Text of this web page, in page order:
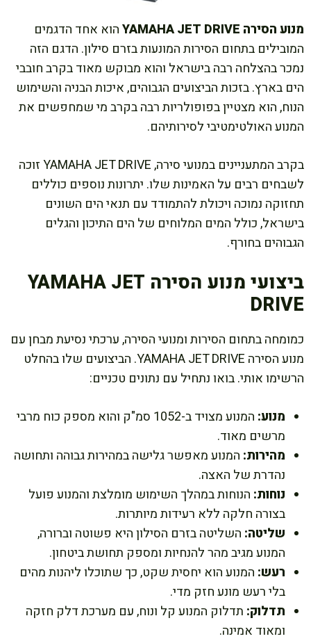
מנוע הסירה YAMAHA JET DRIVE
הוא אחד הדגמים
המובילים בתחום הסירות המונעות בזרם סילון. הדגם הזה
נמכר בהצלחה רבה בישראל והוא מבוקש מאוד בקרב חובבי
הים בארץ. בזכות הביצועים הגבוהים, איכות הבניה והשימוש
הנוח, הוא מצטיין בפופולריות רבה בקרב מי שמחפשים את
המנוע האולטימטיבי לסירותיהם.
בקרב המתעניינים במנועי סירה, YAMAHA JET DRIVE זוכה
לשבחים רבים על האמינות שלו. יתרונות נוספים כוללים
תחזוקה נמוכה ויכולת להתמודד עם תנאי הים השונים
בישראל, כולל המים המלוחים של הים התיכון והגלים
הגבוהים בחורף.
ביצועי מנוע הסירה YAMAHA JET
DRIVE
כמומחה בתחום הסירות ומנועי הסירה, ערכתי נסיעת מבחן עם
מנוע הסירה YAMAHA JET DRIVE. הביצועים שלו בהחלט
הרשימו אותי. בואו נתחיל עם נתונים טכניים:
מנוע:
המנוע מצויד ב-1052 סמ"ק והוא מספק כוח מרבי
מרשים מאוד.
מהירות: המנוע מאפשר גלישה במהירות גבוהה ותחושה
נהדרת של האצה.
נוחות: הנוחות במהלך השימוש מומלצת והמנוע פועל
בצורה חלקה ללא רעידות מיותרות.
שליטה: השליטה בזרם הסילון היא פשוטה וברורה,
המנוע מגיב מהר להנחיות ומספק תחושת ביטחון.
רעש: המנוע הוא יחסית שקט, כך שתוכלו ליהנות מהים
בלי רעש מונע חזק מדי.
תדלוק: תדלוק המנוע קל ונוח, עם מערכת דלק חזקה
ומאוד אמינה.